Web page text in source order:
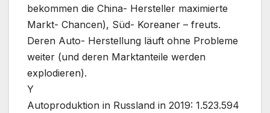
bekommen die China- Hersteller maximierte
Markt- Chancen), Süd- Koreaner – freuts.
Deren Auto- Herstellung läuft ohne Probleme
weiter (und deren Marktanteile werden
explodieren).
Y
Autoproduktion in Russland in 2019: 1.523.594